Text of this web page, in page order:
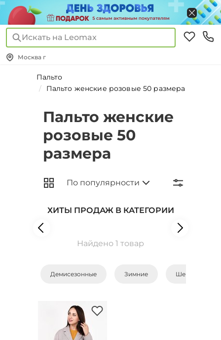
Искать на Leomax
Москва г
Пальто
Пальто женские розовые 50 размера
Пальто женские
розовые 50
размера
ХИТЫ ПРОДАЖ В КАТЕГОРИИ
Найдено 1 товар
Демисезонные Зимние Шерстяные